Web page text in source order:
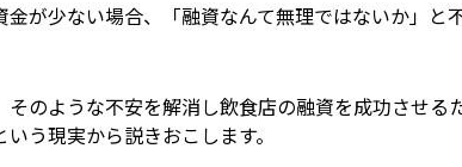
金が少ない場合、「融資なんて無理ではないか」と
そのような不安を解消し飲食店の融資を成功させ
う現実から説きおこします。